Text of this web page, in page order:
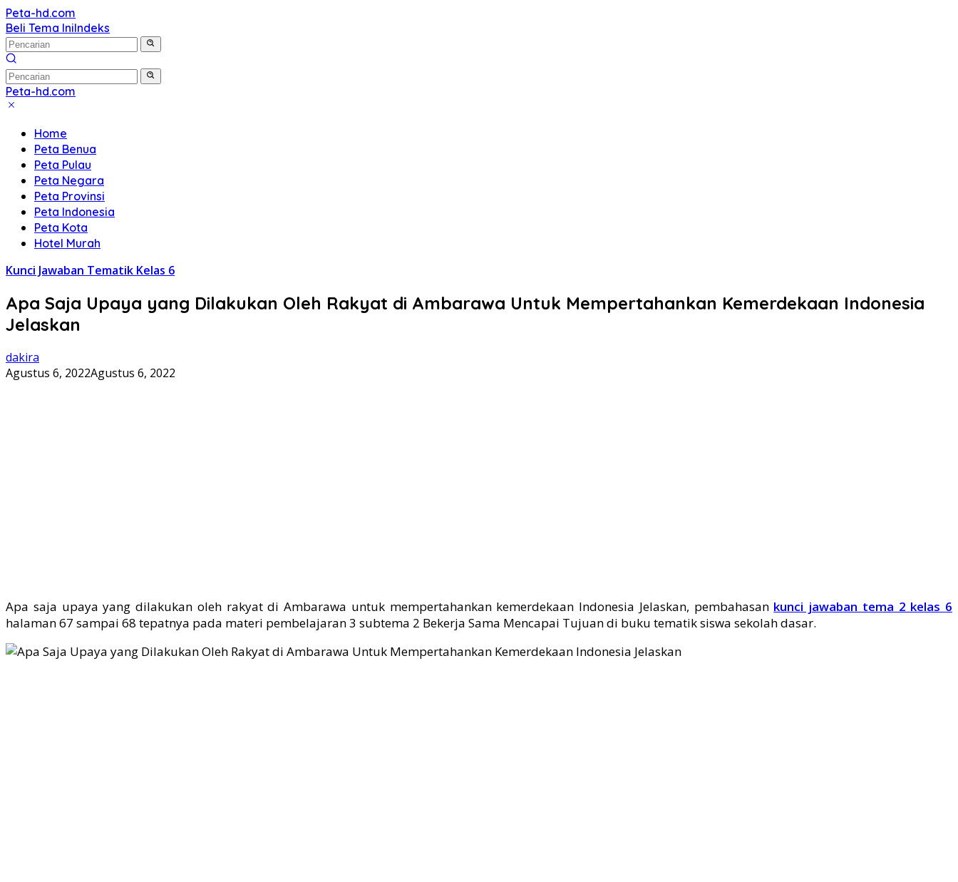
Langsung
ke
konten
Peta-hd.com
Kumpulan
Gambar
Peta
HD
Beli Tema IniIndeks
Peta-hd.com
Kumpulan
Peta
HD
Home
Peta Benua
Peta Pulau
Peta Negara
Peta Provinsi
Peta Indonesia
Peta Kota
Hotel Murah
Kunci Jawaban Tematik Kelas 6
Apa Saja Upaya yang Dilakukan Oleh Rakyat di Ambarawa Untuk Mempertahankan Kemerdekaan Indonesia
Jelaskan
dakira
Agustus 6, 2022Agustus 6, 2022
Apa saja upaya yang dilakukan oleh rakyat di Ambarawa untuk mempertahankan kemerdekaan Indonesia Jelaskan, pembahasan kunci jawaban tema 2 kelas 6
halaman 67 sampai 68 tepatnya pada materi pembelajaran 3 subtema 2 Bekerja Sama Mencapai Tujuan di buku tematik siswa sekolah dasar.